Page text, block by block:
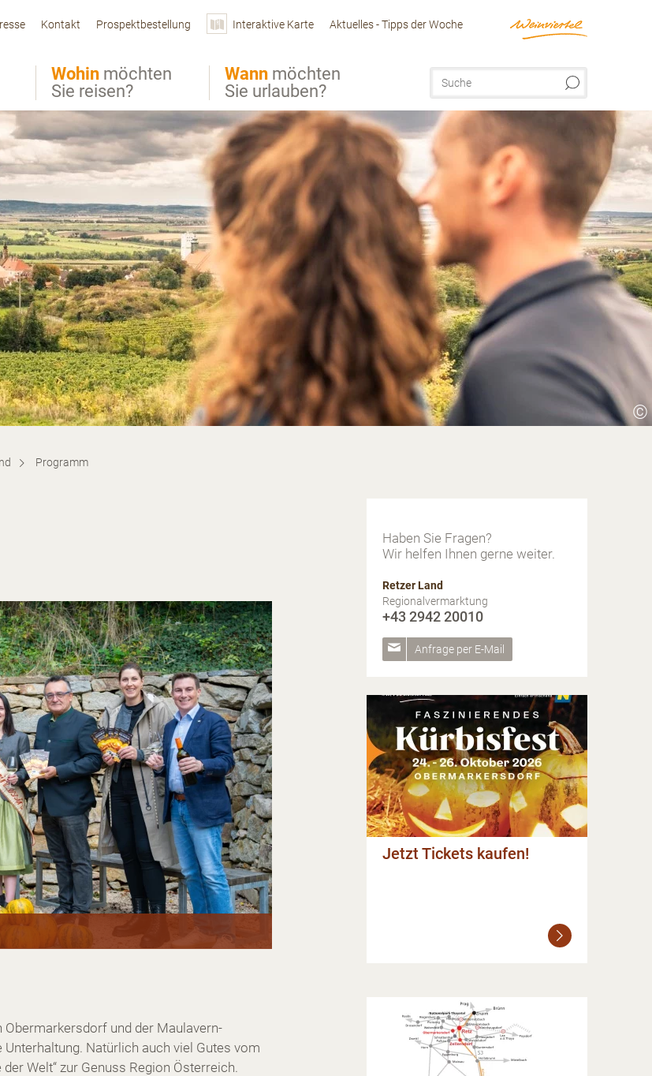
Wohin möchten
Sie reisen?
Wann möchten
Sie urlauben?
Kontakt Prospektbestellung Interaktive Karte Aktuelles - Tipps der Woche
©
Programm
und der Maulavern-
Natürlich auch viel Gutes vom
Welt“ zur Genuss Region Österreich.
Haben Sie Fragen?
Wir helfen Ihnen gerne weiter.
Retzer Land
Regionalvermarktung
+43 2942 20010
Anfrage per E-Mail
Jetzt Tickets kaufen!